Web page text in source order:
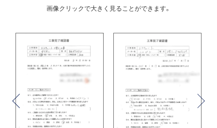
画像クリックで大きく見ることができます。